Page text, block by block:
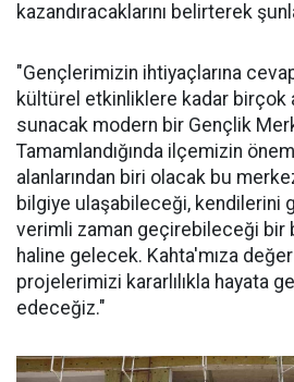
kazandıracaklarını belirterek
"Gençlerimizin ihtiyaçlarına
kültürel etkinliklere kadar birçok
sunacak modern bir Gençlik
Tamamlandığında ilçemizin
alanlarından biri olacak bu
bilgiye ulaşabileceği, kendilerini
verimli zaman geçirebileceği bir
haline gelecek. Kahta'mıza
projelerimizi kararlılıkla hayata
edeceğiz."